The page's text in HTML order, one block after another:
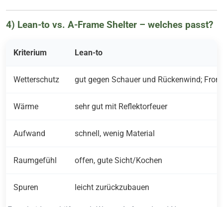
4) Lean-to vs. A-Frame Shelter – welches passt?
Kriterium Lean-to
Wetterschutz gut gegen Schauer und Rückenwind;
Wärme sehr gut mit Reflektorfeuer
Aufwand schnell, wenig Material
Raumgefühl offen, gute Sicht/Kochen
Spuren leicht zurückzubauen